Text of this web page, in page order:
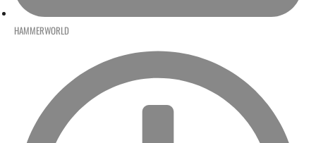
HAMMERWORLD